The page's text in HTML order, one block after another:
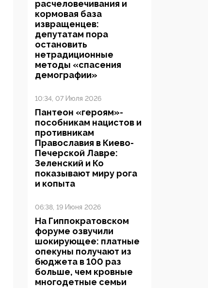
расчеловечивания и
кормовая база
извращенцев:
депутатам пора
остановить
нетрадиционные
методы «спасения
демографии»
10:34, 07 Июля 2026
Пантеон «героям»-
пособникам нацистов и
противникам
Православия в Киево-
Печерской Лавре:
Зеленский и Ко
показывают миру рога
и копыта
06:38, 19 Июня 2026
На Гиппократовском
форуме озвучили
шокирующее: платные
опекуны получают из
бюджета в 100 раз
больше, чем кровные
многодетные семьи